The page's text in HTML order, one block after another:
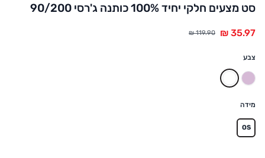
סט מצעים חלקי יחיד 100% כותנה ג'רסי 90/200
צבע
לילך בהיר
לבן
מידה
OS